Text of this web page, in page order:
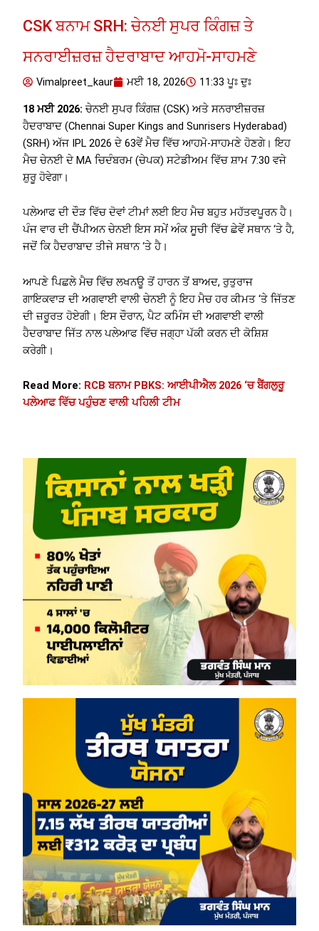
CSK ਬਨਾਮ SRH: ਚੇਨਈ ਸੁਪਰ ਕਿੰਗਜ਼ ਤੇ
ਸਨਰਾਈਜ਼ਰਜ਼ ਹੈਦਰਾਬਾਦ ਆਹਮੋ-ਸਾਹਮਣੇ
Vimalpreet_kaur ਮਈ 18, 2026 11:33 ਪੂਃ ਦੁਃ
18 ਮਈ 2026: ਚੇਨਈ ਸੁਪਰ ਕਿੰਗਜ਼ (CSK) ਅਤੇ ਸਨਰਾਈਜ਼ਰਜ਼
ਹੈਦਰਾਬਾਦ (Chennai Super Kings and Sunrisers Hyderabad)
(SRH) ਅੱਜ IPL 2026 ਦੇ 63ਵੇਂ ਮੈਚ ਵਿੱਚ ਆਹਮੋ-ਸਾਹਮਣੇ ਹੋਣਗੇ। ਇਹ
ਮੈਚ ਚੇਨਈ ਦੇ MA ਚਿਦੰਬਰਮ (ਚੇਪਕ) ਸਟੇਡੀਅਮ ਵਿੱਚ ਸ਼ਾਮ 7:30 ਵਜੇ
ਸ਼ੁਰੂ ਹੋਵੇਗਾ।
ਪਲੇਆਫ ਦੀ ਦੌੜ ਵਿੱਚ ਦੋਵਾਂ ਟੀਮਾਂ ਲਈ ਇਹ ਮੈਚ ਬਹੁਤ ਮਹੱਤਵਪੂਰਨ ਹੈ।
ਪੰਜ ਵਾਰ ਦੀ ਚੈਂਪੀਅਨ ਚੇਨਈ ਇਸ ਸਮੇਂ ਅੰਕ ਸੂਚੀ ਵਿੱਚ ਛੇਵੇਂ ਸਥਾਨ ‘ਤੇ ਹੈ,
ਜਦੋਂ ਕਿ ਹੈਦਰਾਬਾਦ ਤੀਜੇ ਸਥਾਨ ‘ਤੇ ਹੈ।
ਆਪਣੇ ਪਿਛਲੇ ਮੈਚ ਵਿੱਚ ਲਖਨਊ ਤੋਂ ਹਾਰਨ ਤੋਂ ਬਾਅਦ, ਰੁਤੁਰਾਜ
ਗਾਇਕਵਾੜ ਦੀ ਅਗਵਾਈ ਵਾਲੀ ਚੇਨਈ ਨੂੰ ਇਹ ਮੈਚ ਹਰ ਕੀਮਤ ‘ਤੇ ਜਿੱਤਣ
ਦੀ ਜ਼ਰੂਰਤ ਹੋਏਗੀ। ਇਸ ਦੌਰਾਨ, ਪੈਟ ਕਮਿੰਸ ਦੀ ਅਗਵਾਈ ਵਾਲੀ
ਹੈਦਰਾਬਾਦ ਜਿੱਤ ਨਾਲ ਪਲੇਆਫ ਵਿੱਚ ਜਗ੍ਹਾ ਪੱਕੀ ਕਰਨ ਦੀ ਕੋਸ਼ਿਸ਼
ਕਰੇਗੀ।
Read More: RCB ਬਨਾਮ PBKS: ਆਈਪੀਐਲ 2026 ‘ਚ ਬੈਂਗਲੁਰੂ
ਪਲੇਆਫ ਵਿੱਚ ਪਹੁੰਚਣ ਵਾਲੀ ਪਹਿਲੀ ਟੀਮ